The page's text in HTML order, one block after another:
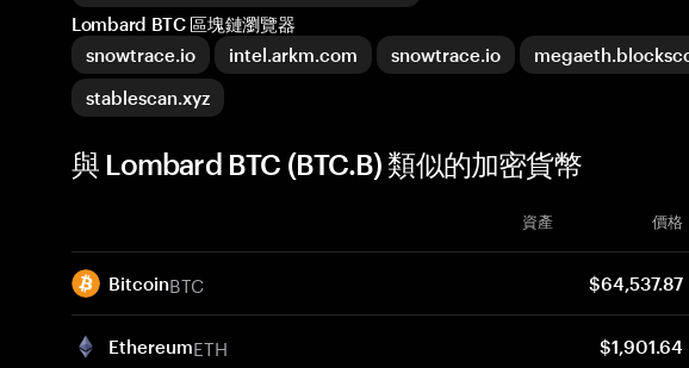
Lombard BTC 區塊鏈瀏覽器
snowtrace.io
intel.arkm.com snowtrace.io
stablescan.xyz
與 Lombard BTC (BTC.B) 類似的加密貨幣
資產 價格
BitcoinBTC $64,537.87
EthereumETH $1,901.64